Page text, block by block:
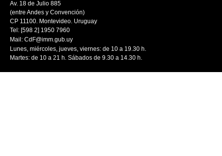
Av. 18 de Julio 885
(entre Andes y Convención)
CP 11100. Montevideo. Uruguay
Tel: [598 2] 1950 7960
Mail: CdF@imm.gub.uy
Lunes, miércoles, jueves, viernes: de 10 a 19.30 h.
Martes: de 10 a 21 h. Sábados de 9.30 a 14.30 h.